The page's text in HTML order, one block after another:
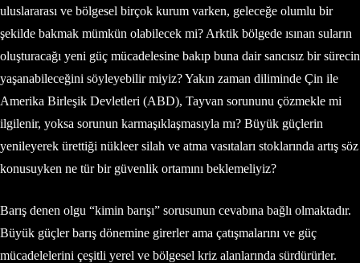
uluslararası ve bölgesel birçok kurum varken, geleceğe olumlu bir
şekilde bakmak mümkün olabilecek mi? Arktik bölgede ısınan suların
oluşturacağı yeni güç mücadelesine bakıp buna dair sancısız bir sürecin
yaşanabileceğini söyleyebilir miyiz? Yakın zaman diliminde Çin ile
Amerika Birleşik Devletleri (ABD), Tayvan sorununu çözmekle mi
ilgilenir, yoksa sorunun karmaşıklaşmasıyla mı? Büyük güçlerin
yenileyerek ürettiği nükleer silah ve atma vasıtaları stoklarında artış söz
konusuyken ne tür bir güvenlik ortamını beklemeliyiz?
Barış denen olgu “kimin barışı” sorusunun cevabına bağlı olmaktadır.
Büyük güçler barış dönemine girerler ama çatışmalarını ve güç
mücadelelerini çeşitli yerel ve bölgesel kriz alanlarında sürdürürler.